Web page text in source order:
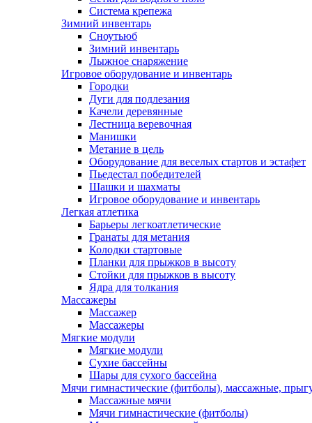
Система крепежа
Зимний инвентарь
Сноутьюб
Зимний инвентарь
Лыжное снаряжение
Игровое оборудование и инвентарь
Городки
Дуги для подлезания
Качели деревянные
Лестница веревочная
Манишки
Метание в цель
Оборудование для веселых стартов и эстафет
Пьедестал победителей
Шашки и шахматы
Игровое оборудование и инвентарь
Легкая атлетика
Барьеры легкоатлетические
Гранаты для метания
Колодки стартовые
Планки для прыжков в высоту
Стойки для прыжков в высоту
Ядра для толкания
Массажеры
Массажер
Массажеры
Мягкие модули
Мягкие модули
Сухие бассейны
Шары для сухого бассейна
Мячи гимнастические (фитболы), массажные,
Массажные мячи
Мячи гимнастические (фитболы)